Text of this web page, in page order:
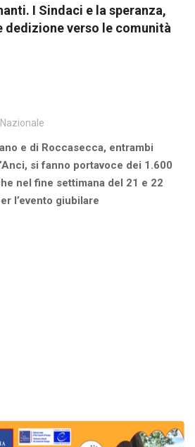
I Sindaci e la speranza,
dedizione verso le comunità
Nazionale
e di Roccasecca, entrambi
si fanno portavoce dei 1.600
nel fine settimana del 21 e 22
l’evento giubilare